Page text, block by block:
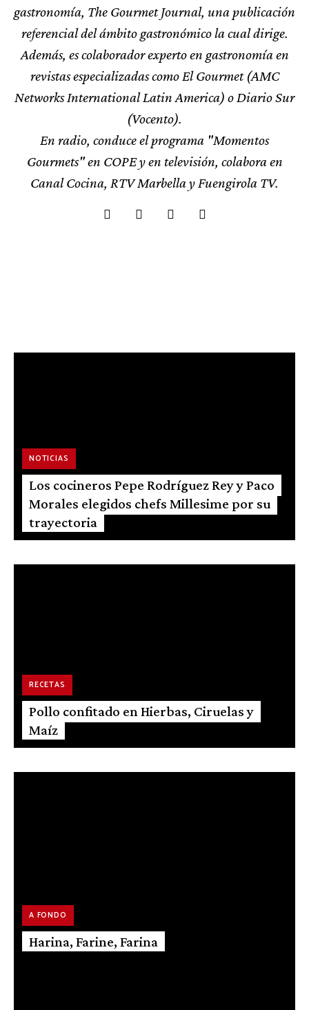
gastronomía, The Gourmet Journal, una publicación
referencial del ámbito gastronómico la cual dirige.
Además, es colaborador experto en gastronomía en
revistas especializadas como El Gourmet (AMC
Networks International Latin America) o Diario Sur
(Vocento).
En radio, conduce el programa "Momentos
Gourmets" en COPE y en televisión, colabora en
Canal Cocina, RTV Marbella y Fuengirola TV.
NOTICIAS
Los cocineros Pepe Rodríguez Rey y Paco
Morales elegidos chefs Millesime por su
trayectoria
RECETAS
Pollo confitado en Hierbas, Ciruelas y
Maíz
A FONDO
Harina, Farine, Farina